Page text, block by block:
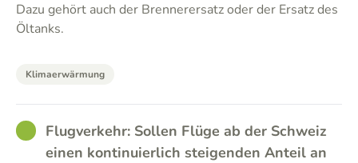
Dazu gehört auch der Brennerersatz oder der Ersatz des
Öltanks.
Klimaerwärmung
GOODFlugverkehr: Sollen Flüge ab der Schweiz
einen kontinuierlich steigenden Anteil an